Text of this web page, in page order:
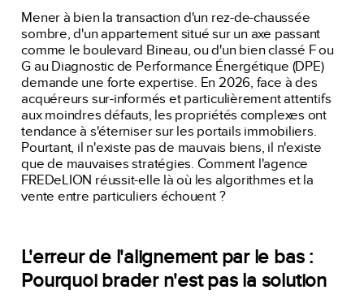
Mener à bien la transaction d'un rez-de-chaussée
sombre, d'un appartement situé sur un axe passant
comme le boulevard Bineau, ou d'un bien classé F ou
G au Diagnostic de Performance Énergétique (DPE)
demande une forte expertise. En 2026, face à des
acquéreurs sur-informés et particulièrement attentifs
aux moindres défauts, les propriétés complexes ont
tendance à s'éterniser sur les portails immobiliers.
Pourtant, il n'existe pas de mauvais biens, il n'existe
que de mauvaises stratégies. Comment l'agence
FREDeLION réussit-elle là où les algorithmes et la
vente entre particuliers échouent ?
L'erreur de l'alignement par le bas :
Pourquoi brader n'est pas la solution